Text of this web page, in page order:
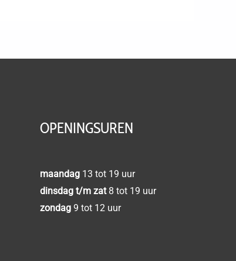
OPENINGSUREN
maandag 13 tot 19 uur
dinsdag t/m zat 8 tot 19 uur
zondag 9 tot 12 uur